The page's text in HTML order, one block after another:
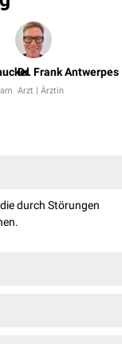
Dr. Frank Antwerpes
Arzt | Ärztin
durch Störungen
Sie führen